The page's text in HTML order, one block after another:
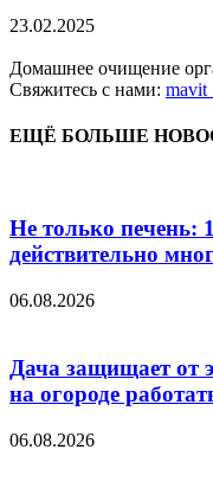
23.02.2025
Домашнее очищение
Свяжитесь с нами:
ЕЩЁ БОЛЬШЕ
Не только печень:
действительно
06.08.2026
Дача защищает от
на огороде
06.08.2026